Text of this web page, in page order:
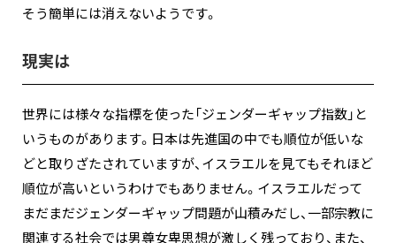
そう簡単には消えないようです。
現実は
世界には様々な指標を使った「ジェンダーギャップ指数」と
いうものがあります。日本は先進国の中でも順位が低いな
どと取りざたされていますが、イスラエルを見てもそれほど
順位が高いというわけでもありません。イスラエルだって
まだまだジェンダーギャップ問題が山積みだし、一部宗教に
関連する社会では男尊女卑思想が激しく残っており、また、